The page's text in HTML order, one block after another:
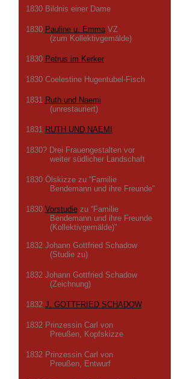
1830 Bildnis einer Dame
1830 Pauline u. EmmaVZ
(zum Kollektivgemälde)
1830 Petrus im Kerker
1830 Coelestine Hugentubel-Fisch
1831 Ruth und Naemi
(unrestauriert)
1831 RUTH UND NAEMI
1830? Drei Frauengestalten vor
weiter südlicher Landschaft
1830 Ölskizze zu “Familie
Bendemann und ihre Freunde”
1830 Vorstudiezu “Familie
Bendemann und ihre Freunde
(Kollektivgemälde)”
1832 Johann Gottfried Schadow
(Studie zu)
1832 Johann Gottfried Schadow
(Zeichnung)
1832 J. GOTTFRIED SCHADOW
1832 Prinzessin Carl von
Preußen, Kopfskizze
1832 Prinzessin Carl von
Preußen, Entwurf